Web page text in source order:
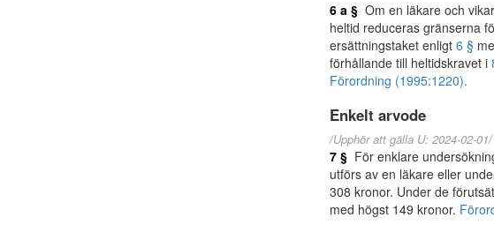
6 a § Om en läkare och
heltid reduceras gränserna
ersättningstaket enligt 6 §
förhållande till heltidskravet i
Förordning (1995:1220).
Enkelt arvode
/Upphör att gälla U: 2024-02-01/
7 § För enklare
utförs av en läkare eller
308 kronor. Under de
med högst 149 kronor.